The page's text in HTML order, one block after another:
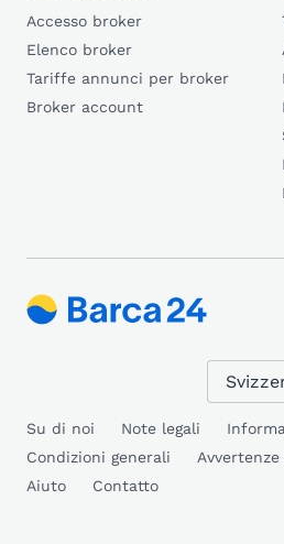
Accesso broker
Elenco broker
Tariffe annunci per broker
Broker account
Su di noi Note legali
Condizioni generali
Aiuto
Contatto